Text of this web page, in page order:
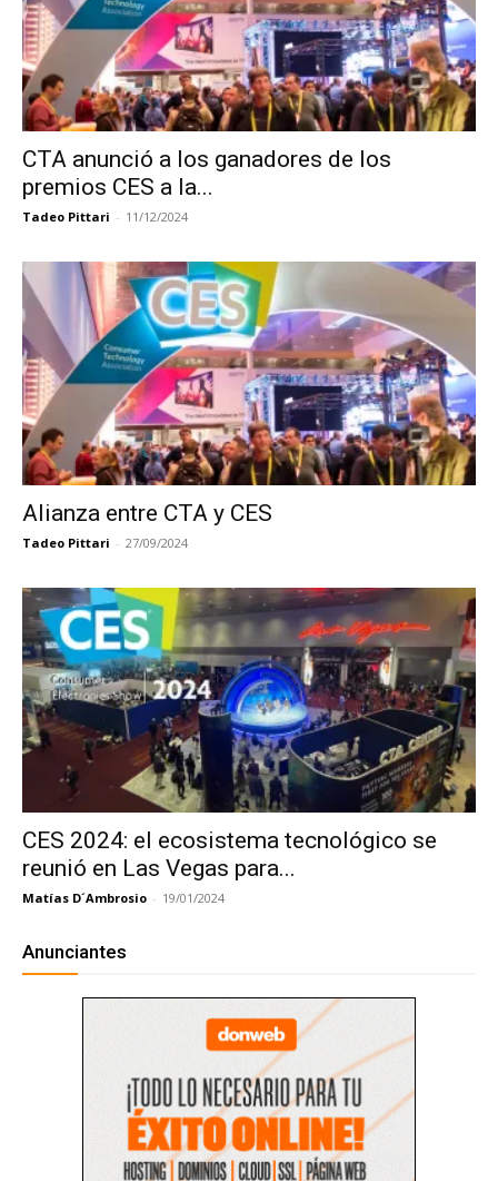
CTA anunció a los ganadores de los
premios CES a la...
Tadeo Pittari - 11/12/2024
Alianza entre CTA y CES
Tadeo Pittari - 27/09/2024
CES 2024: el ecosistema tecnológico se
reunió en Las Vegas para...
Matías D´Ambrosio - 19/01/2024
Anunciantes